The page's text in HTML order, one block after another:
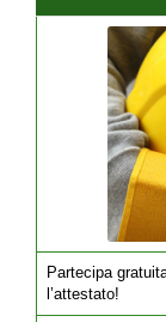
Partecipa
l’attestato!